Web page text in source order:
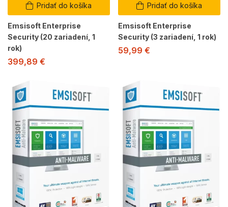
Pridať do košíka
Emsisoft Enterprise
Security (20 zariadení, 1
rok)
399,89 €
Pridať do košíka
Emsisoft Enterprise
Security (3 zariadení, 1 rok)
59,99 €